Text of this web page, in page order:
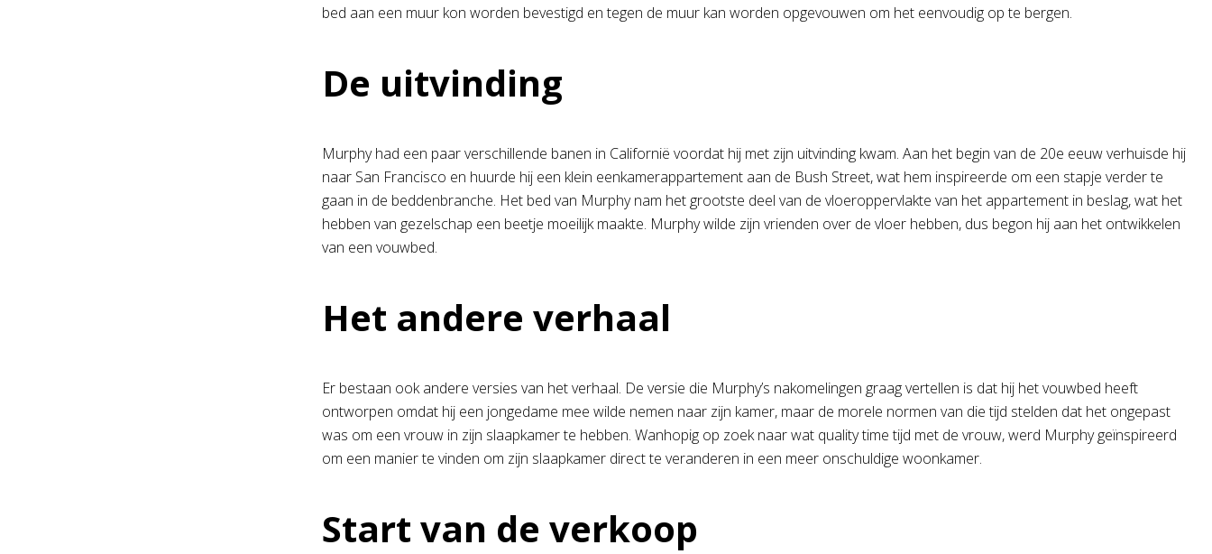
bed aan een muur kon worden bevestigd en tegen de muur kan worden opgevouwen om het eenvoudig op te bergen.
De uitvinding
Murphy had een paar verschillende banen in Californië voordat hij met zijn uitvinding kwam. Aan het begin van de 20e eeuw verhuisde hij
naar San Francisco en huurde hij een klein eenkamerappartement aan de Bush Street, wat hem inspireerde om een stapje verder te
gaan in de beddenbranche. Het bed van Murphy nam het grootste deel van de vloeroppervlakte van het appartement in beslag, wat het
hebben van gezelschap een beetje moeilijk maakte. Murphy wilde zijn vrienden over de vloer hebben, dus begon hij aan het ontwikkelen
van een vouwbed.
Het andere verhaal
Er bestaan ook andere versies van het verhaal. De versie die Murphy’s nakomelingen graag vertellen is dat hij het vouwbed heeft
ontworpen omdat hij een jongedame mee wilde nemen naar zijn kamer, maar de morele normen van die tijd stelden dat het ongepast
was om een vrouw in zijn slaapkamer te hebben. Wanhopig op zoek naar wat quality time tijd met de vrouw, werd Murphy geïnspireerd
om een manier te vinden om zijn slaapkamer direct te veranderen in een meer onschuldige woonkamer.
Start van de verkoop